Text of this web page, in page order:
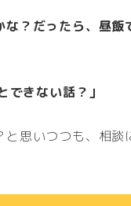
？だったら、昼飯
できない話？」
思いつつも、相